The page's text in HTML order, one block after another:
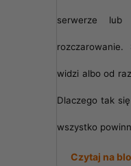
serwerze lub
widzi albo od
Dlaczego tak
wszystko
Czytaj na